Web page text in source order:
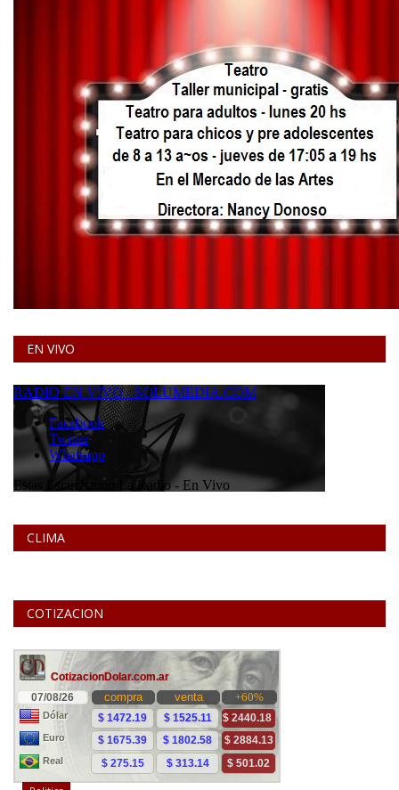
EN VIVO
CLIMA
COTIZACION